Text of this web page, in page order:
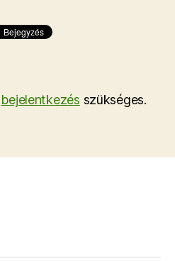
bejelentkezés szükséges.